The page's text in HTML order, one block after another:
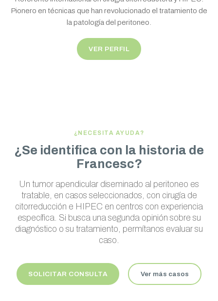
Pionero en técnicas que han revolucionado el tratamiento de
la patología del peritoneo.
VER PERFIL
¿NECESITA AYUDA?
¿Se identifica con la historia de
Francesc?
Un tumor apendicular diseminado al peritoneo es
tratable, en casos seleccionados, con cirugía de
citorreducción e HIPEC en centros con experiencia
específica. Si busca una segunda opinión sobre su
diagnóstico o su tratamiento, permítanos evaluar su
caso.
SOLICITAR CONSULTA Ver más casos